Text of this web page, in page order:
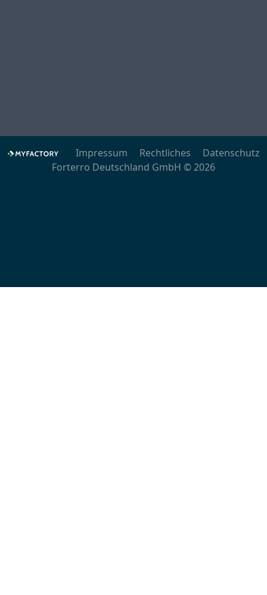
Impressum Rechtliches
Datenschutz
Forterro Deutschland GmbH © 2026